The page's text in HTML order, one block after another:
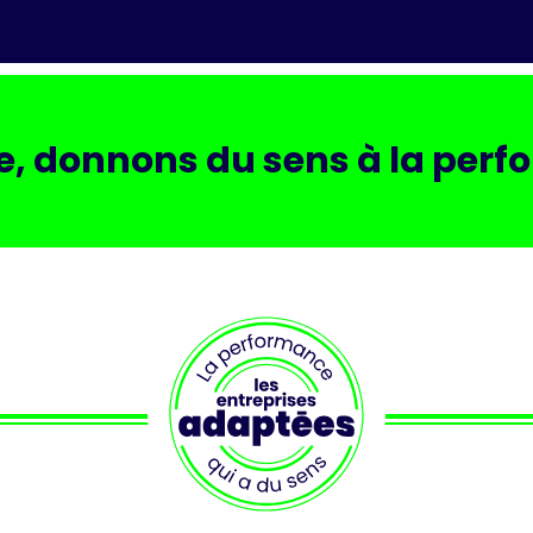
donnons du sens à la